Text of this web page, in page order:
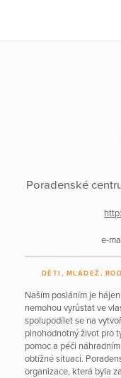
Poradenské
e-
DĚTI, MLÁDEŽ,
Naším posláním je
nemohou vyrůstat ve
spolupodílet se na
plnohodnotný život pro
pomoc a péči
obtížné situaci.
organizace, která byla